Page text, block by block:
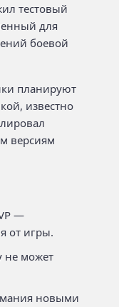
тестовый
для
боевой
планируют
известно
версиям
—
от игры.
не может
новыми